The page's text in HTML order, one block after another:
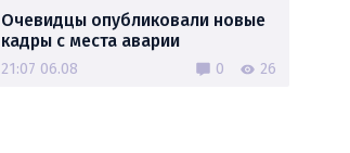
Очевидцы опубликовали новые
кадры с места аварии
21:07 06.08 0 26